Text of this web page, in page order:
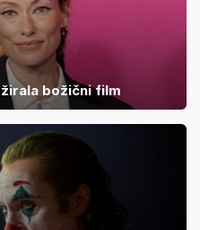
božični film